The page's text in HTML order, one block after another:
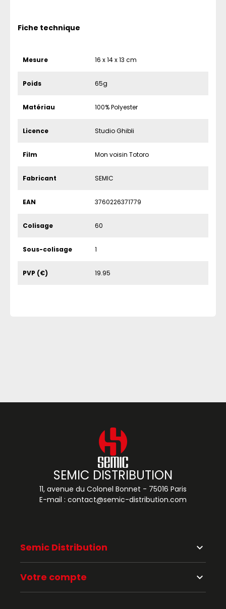
Fiche technique
Mesure 16 x 14 x 13 cm
Poids 65g
Matériau 100% Polyester
Licence Studio Ghibli
Film Mon voisin Totoro
Fabricant SEMIC
EAN 3760226371779
Colisage 60
Sous-colisage 1
PVP (€) 19.95
Semic Distribution keyboard_arrow_down
Votre compte keyboard_arrow_down
SEMIC DISTRIBUTION
11, avenue du Colonel Bonnet - 75016 Paris
E-mail : contact@semic-distribution.com